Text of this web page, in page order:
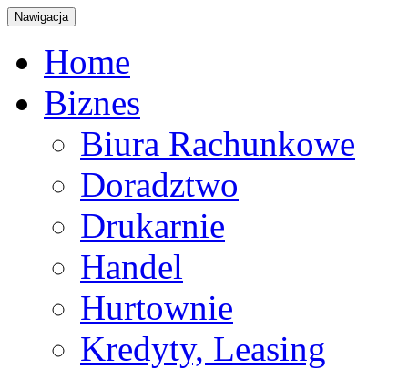
Nawigacja
Home
Biznes
Biura Rachunkowe
Doradztwo
Drukarnie
Handel
Hurtownie
Kredyty, Leasing